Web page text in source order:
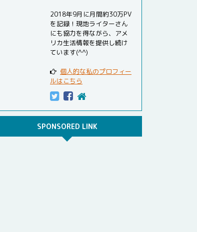
2018年9月に月間約30万PV
を記録！現地ライターさん
にも協力を得ながら、アメ
リカ生活情報を提供し続け
ています(^^)
個人的な私のプロフィー
ルはこちら
SPONSORED LINK